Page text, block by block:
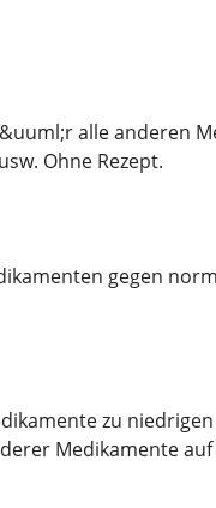
alle anderen
Ohne Rezept.
gegen
zu
Medikamente